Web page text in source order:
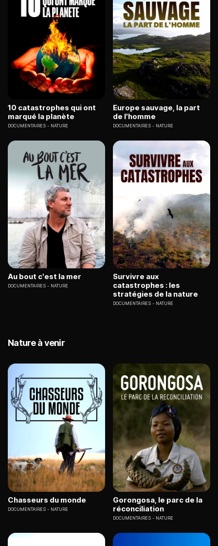
10 catastrophes qui ont
marqué la planète
DOCUMENTAIRES NATURE
Europe sauvage, la part
de l'homme
DOCUMENTAIRES NATURE
Au bout c'est la mer
DOCUMENTAIRES NATURE
Survivre aux
catastrophes : les
stratégies de la nature
DOCUMENTAIRES NATURE
Nature à venir
Chasseurs du monde
DOCUMENTAIRES NATURE
Gorongosa, le parc de la
réconciliation
DOCUMENTAIRES NATURE